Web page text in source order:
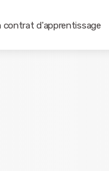
contrat d'apprentissage